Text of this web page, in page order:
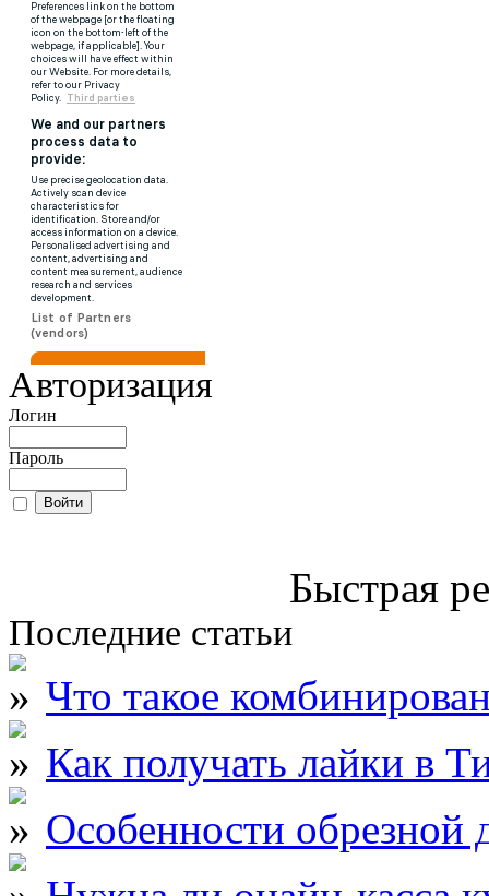
Авторизация
Логин
Пароль
Быстрая
Последние статьи
Что такое
Как получать лайки в
Особенности обрезной